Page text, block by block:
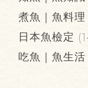
煮魚｜魚料理
日本魚檢定
吃魚｜魚生活